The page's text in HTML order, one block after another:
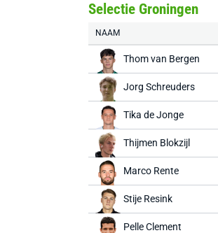
Selectie Groningen
NAAM
Thom van Bergen
Jorg Schreuders
Tika de Jonge
Thijmen Blokzijl
Marco Rente
Stije Resink
Pelle Clement